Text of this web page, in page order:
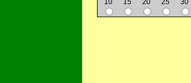
10 15 20 25 30